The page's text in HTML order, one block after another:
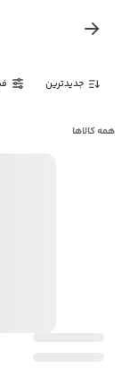
جدیدترین
همه کالاها